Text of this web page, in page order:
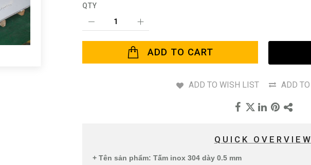
QTY
ADD TO CART
ADD TO WISH LIST ADD
QUICK OVERVIEW
+ Tên sản phẩm: Tấm inox 304 dày 0.5 mm